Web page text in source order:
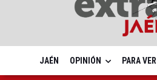
JAÉN OPINIÓN PARA VER